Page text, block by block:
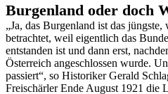
Burgenland oder doch
„Ja, das Burgenland ist das
betrachtet, weil eigentlich das
entstanden ist und dann erst,
Österreich angeschlossen wurde.
passiert“, so Historiker Gerald
Freischärler Ende August 1921 die